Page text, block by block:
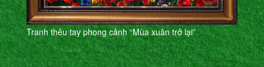
Tranh thêu tay phong cảnh “Mùa xuân trở lại”